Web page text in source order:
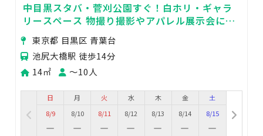
中目黒スタバ・菅刈公園すぐ！白ホリ・ギャラ
リースペース 物撮り撮影やアパレル展示会に最
適！東京都 目黒区 青葉台
池尻大橋駅 徒歩14分
14㎡
〜10人
日
8/9
月
8/10
火
8/11
水
8/12
木
8/13
金
8/14
土
8/15